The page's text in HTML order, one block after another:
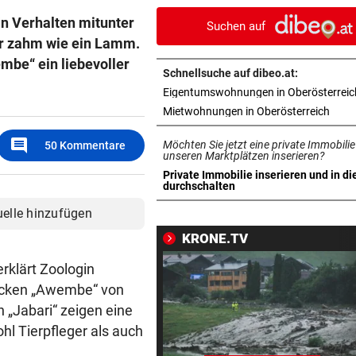
Verhalten mitunter
zahm wie ein Lamm.
ein liebevoller
comment 50 Kommentare
hinzufügen
Zoologin
„Awembe“ von
zeigen eine
Tierpfleger als auch
wegen eines Hasen
TEENIE AUF ÜBERHOLSPUR vor
230 PS! 13-Jährige schrieb im
Autocross Geschichte
PATIENTEN WOHLAUF vor 14
Premiere an Linzer Uniklinik:
Herz-OP mit Roboter
BAUSTART IM OKTOBER
entstehen wird
WEGEN AUTOREIFEN vor 15
Kleine Gemeinde mit
geht vor Gericht
500 STELLEN BETROFFEN vor
Suchen auf
Schnellsuche auf dibeo.at:
Eigentumswohnungen in
Mietwohnungen in Oberösterreich
Möchten Sie jetzt eine private
unseren Marktplätzen inserieren?
Private Immobilie inserieren und in
durchschalten
in neuem Tab öffnen
KRONE.TV